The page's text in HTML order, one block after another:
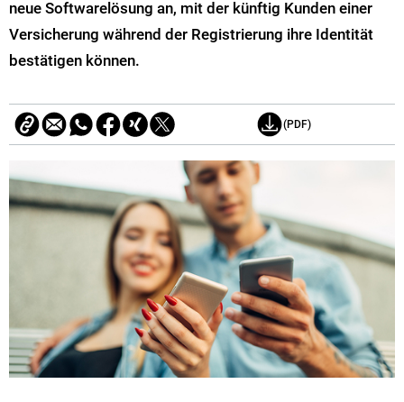
neue Softwarelösung an, mit der künftig Kunden einer
Versicherung während der Registrierung ihre Identität
bestätigen können.
(PDF)